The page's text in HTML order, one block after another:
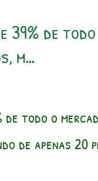
39% de
m…
de todo o
de apenas 20